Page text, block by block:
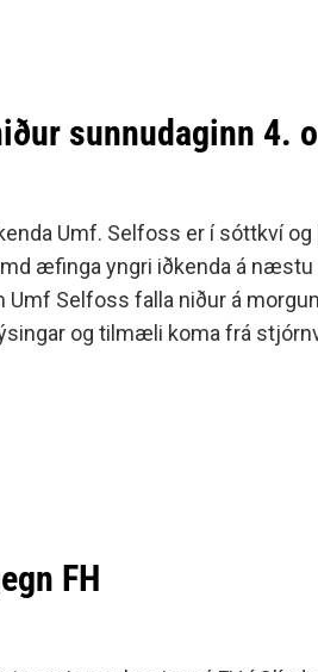
sunnudaginn 4.
Umf. Selfoss er í sóttkví og
æfinga yngri iðkenda á næstu
Selfoss falla niður á
og tilmæli koma frá
FH